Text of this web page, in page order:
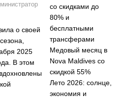
]
Cinnamon
Hotels &
о своей
2025
В этом
со скидками до
80% и
бесплатными
трансферами
Медовый месяц в
Nova Maldives со
скидкой 55%
Лето 2026: солнце,
экономия и